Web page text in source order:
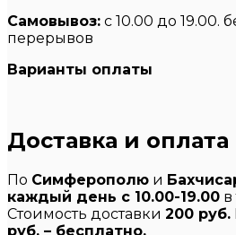
Самовывоз: с 10.00 до 19.00.
перерывов
Варианты оплаты
Доставка и оплата
По Симферополю и
каждый день с 10.00-19.00 в
Стоимость доставки 200 руб.
руб. – бесплатно.